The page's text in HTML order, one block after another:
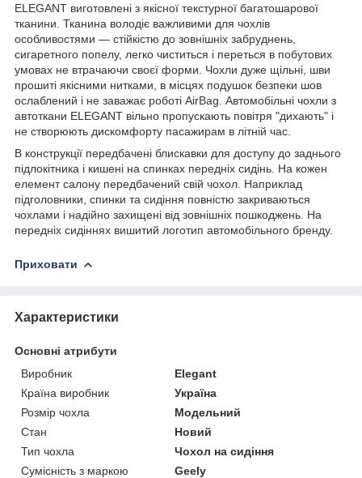
ELEGANT виготовлені з якісної текстурної багатошарової
тканини. Тканина володіє важливими для чохлів
особливостями — стійкістю до зовнішніх забруднень,
сигаретного попелу, легко чиститься і переться в побутових
умовах не втрачаючи своєї форми. Чохли дуже щільні, шви
прошиті якісними нитками, в місцях подушок безпеки шов
ослаблений і не заважає роботі AirBag. Автомобільні чохли з
автоткани ELEGANT вільно пропускають повітря "дихають" і
не створюють дискомфорту пасажирам в літній час.
В конструкції передбачені блискавки для доступу до заднього
підлокітника і кишені на спинках передніх сидінь. На кожен
елемент салону передбачений свій чохол. Наприклад
підголовники, спинки та сидіння повністю закриваються
чохлами і надійно захищені від зовнішніх пошкоджень. На
передніх сидіннях вишитий логотип автомобільного бренду.
Приховати
Характеристики
Основні атрибути
Виробник
Elegant
Країна виробник
Україна
Розмір чохла
Модельний
Стан
Новий
Тип чохла
Чохол на сидіння
Сумісність з маркою
Geely